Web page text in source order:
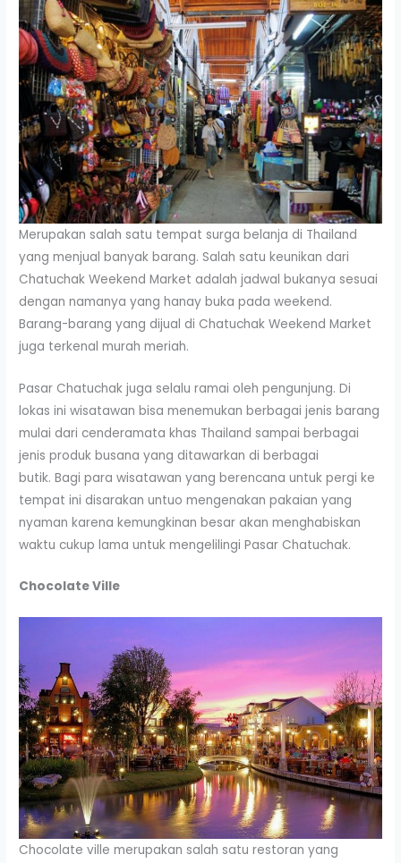
Merupakan salah satu tempat surga belanja di Thailand
yang menjual banyak barang. Salah satu keunikan dari
Chatuchak Weekend Market adalah jadwal bukanya sesuai
dengan namanya yang hanay buka pada weekend.
Barang-barang yang dijual di Chatuchak Weekend Market
juga terkenal murah meriah.
Pasar Chatuchak juga selalu ramai oleh pengunjung. Di
lokas ini wisatawan bisa menemukan berbagai jenis barang
mulai dari cenderamata khas Thailand sampai berbagai
jenis produk busana yang ditawarkan di berbagai
butik. Bagi para wisatawan yang berencana untuk pergi ke
tempat ini disarakan untuo mengenakan pakaian yang
nyaman karena kemungkinan besar akan menghabiskan
waktu cukup lama untuk mengelilingi Pasar Chatuchak.
Chocolate Ville
Chocolate ville merupakan salah satu restoran yang